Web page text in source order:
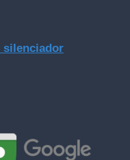
silenciador